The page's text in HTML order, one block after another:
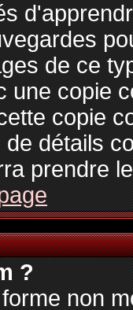
de ce
une copie
copie
détails
prendre
?
non